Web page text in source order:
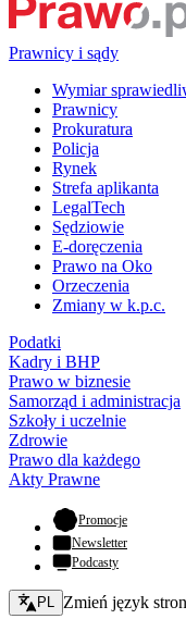
Prawnicy i sądy
Wymiar
Prawnicy
Prokuratura
Policja
Rynek
Strefa aplikanta
LegalTech
Sędziowie
E-doręczenia
Prawo na Oko
Orzeczenia
Zmiany w k.p.c.
Podatki
Kadry i BHP
Prawo w biznesie
Samorząd i administracja
Szkoły i uczelnie
Zdrowie
Prawo dla każdego
Akty Prawne
Promocje- otwiera
Newsletter
Podcasty
Zmień język - bieżący:
PL Zmień język